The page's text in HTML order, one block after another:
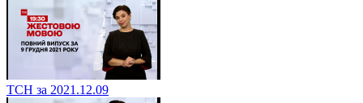
ТСН за 2021.12.09